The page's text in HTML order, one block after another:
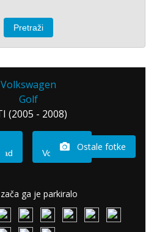
Volkswagen
Golf
(2005 - 2008)
Vozio sam
Ostale fotke
ga je parkiralo